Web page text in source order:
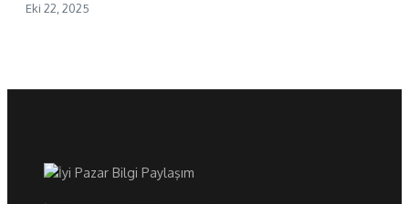
Eki 22, 2025